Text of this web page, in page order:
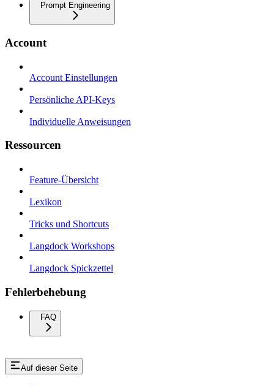
Prompt Engineering
Account
Account Einstellungen
Persönliche API-Keys
Individuelle Anweisungen
Ressourcen
Feature-Übersicht
Lexikon
Tricks und Shortcuts
Langdock Workshops
Langdock Spickzettel
Fehlerbehebung
FAQ
Auf dieser Seite